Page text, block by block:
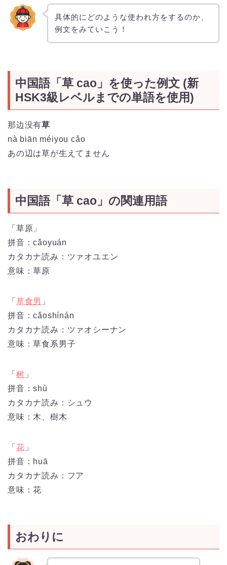
具体的にどのような使われ方をするのか、
例文をみていこう！
中国語「草 cao」を使った例文 (新
HSK3級レベルまでの単語を使用)
那边没有草
nà biān méiyou cǎo
あの辺は草が生えてません
中国語「草 cao」の関連用語
「草原」
拼音：cǎoyuán
カタカナ読み：ツァオユエン
意味：草原
「 草食男 」
拼音：cǎoshínán
カタカナ読み：ツァオシーナン
意味：草食系男子
「 树 」
拼音：shù
カタカナ読み：シュウ
意味：木、樹木
「 花 」
拼音： huā
カタカナ読み：フア
意味：花
おわりに